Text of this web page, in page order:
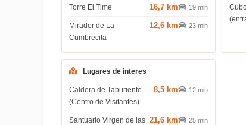
Torre El Time 16,7 km 19 min
Mirador de La
Cumbrecita
12,6 km 23 min
Lugares de interes
Caldera de Taburiente
(Centro de Visitantes)
8,5 km 12 min
Santuario Virgen de las 21,6 km 25 min